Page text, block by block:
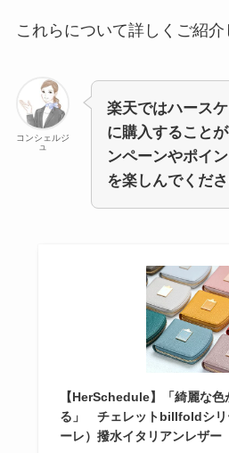
これらについて詳しくご紹介
コンシェルジ
ュ
楽天ではハース
に購入すること
ンペーンやポイ
を楽しんでくださ
【HerSchedule】「綺麗な
る」 チェレットbillfoldシリ
ーレ）撥水イタリアンレザー